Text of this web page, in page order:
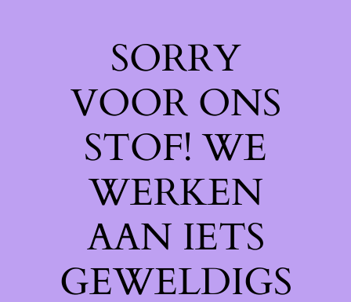
SORRY
VOOR ONS
STOF! WE
WERKEN
AAN IETS
GEWELDIGS